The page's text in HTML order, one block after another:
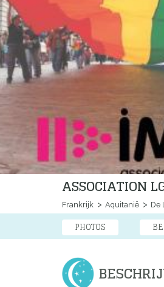
ASSOCIATION
Frankrijk Aquitanië De
PHOTOS